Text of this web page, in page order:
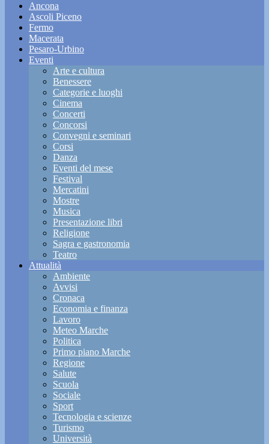
Ancona
Ascoli Piceno
Fermo
Macerata
Pesaro-Urbino
Eventi
Arte e cultura
Benessere
Categorie e luoghi
Cinema
Concerti
Concorsi
Convegni e seminari
Corsi
Danza
Eventi del mese
Festival
Mercatini
Mostre
Musica
Presentazione libri
Religione
Sagra e gastronomia
Teatro
Attualità
Ambiente
Avvisi
Cronaca
Economia e finanza
Lavoro
Meteo Marche
Politica
Primo piano Marche
Regione
Salute
Scuola
Sociale
Sport
Tecnologia e scienze
Turismo
Università